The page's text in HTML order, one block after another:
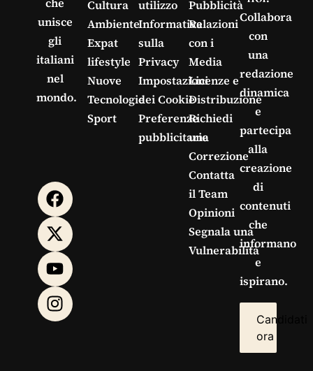
unisce
gli
italiani
nel
mondo.
Cultura
Ambiente
Expat
lifestyle
Nuove
Tecnologie
Sport
utilizzo
Informativa
sulla
Privacy
Impostazioni
dei Cookie
Preferenze
pubblicitarie
Pubblicità
Relazioni
con i
Media
Licenze e
Distribuzione
Richiedi
una
Correzione
Contatta
il Team
Opinioni
Segnala una
Vulnerabilità
Collabora
con
una
redazione
dinamica
e
partecipa
alla
creazione
di
contenuti
che
informano
e
ispirano.
Candidati
ora